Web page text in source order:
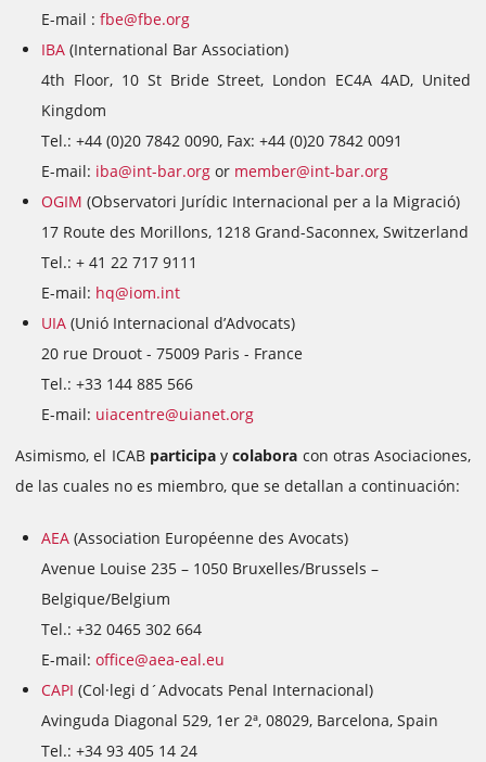
E-mail : fbe@fbe.org
IBA (International Bar Association)
4th Floor, 10 St Bride Street, London EC4A 4AD, United
Kingdom
Tel.: +44 (0)20 7842 0090, Fax: +44 (0)20 7842 0091
E-mail: iba@int-bar.org or member@int-bar.org
OGIM (Observatori Jurídic Internacional per a la Migració)
17 Route des Morillons, 1218 Grand-Saconnex, Switzerland
Tel.: + 41 22 717 9111
E-mail: hq@iom.int
UIA (Unió Internacional d’Advocats)
20 rue Drouot - 75009 Paris - France
Tel.: +33 144 885 566
E-mail: uiacentre@uianet.org
Asimismo, el ICAB participaycolabora con otras Asociaciones,
de las cuales no es miembro, que se detallan a continuación:
AEA (Association Européenne des Avocats)
Avenue Louise 235 – 1050 Bruxelles/Brussels –
Belgique/Belgium
Tel.: +32 0465 302 664
E-mail: office@aea-eal.eu
CAPI (Col·legi d´Advocats Penal Internacional)
Avinguda Diagonal 529, 1er 2ª, 08029, Barcelona, Spain
Tel.: +34 93 405 14 24